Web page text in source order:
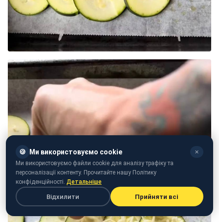
🍪 Ми використовуємо cookie ✕
Ми використовуємо файли cookie для аналізу трафіку та
персоналізації контенту. Прочитайте нашу Політику
конфіденційності. Детальніше
Відхилити Прийняти всі